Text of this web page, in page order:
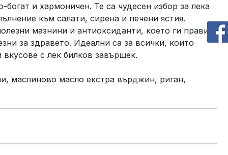
и хармоничен. Те са чудесен избор за лека
към салати, сирена и печени ястия.
мазнини и антиоксиданти, което ги прави
за здравето. Идеални са за всички, които
с лек билков завършек.
маслиново масло екстра върджин, риган,